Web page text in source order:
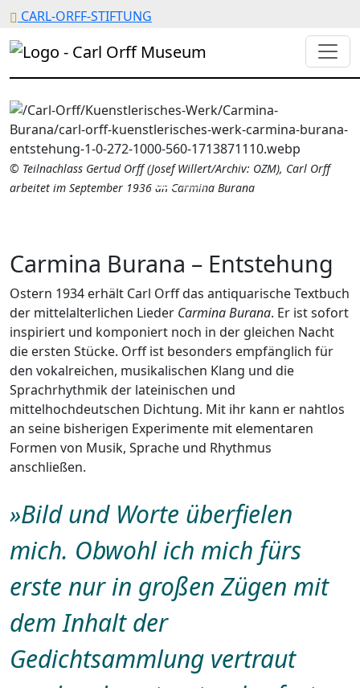
CARL-ORFF-STIFTUNG
© Teilnachlass Gertud Orff (Josef Willert/Archiv: OZM), Carl Orff
arbeitet im September 1936 an Carmina Burana
Carmina Burana – Entstehung
Ostern 1934 erhält Carl Orff das antiquarische Textbuch
der mittelalterlichen Lieder Carmina Burana. Er ist sofort
inspiriert und komponiert noch in der gleichen Nacht
die ersten Stücke. Orff ist besonders empfänglich für
den vokalreichen, musikalischen Klang und die
Sprachrhythmik der lateinischen und
mittelhochdeutschen Dichtung. Mit ihr kann er nahtlos
an seine bisherigen Experimente mit elementaren
Formen von Musik, Sprache und Rhythmus
anschließen.
»Bild und Worte überfielen
mich. Obwohl ich mich fürs
erste nur in großen Zügen mit
dem Inhalt der
Gedichtsammlung vertraut